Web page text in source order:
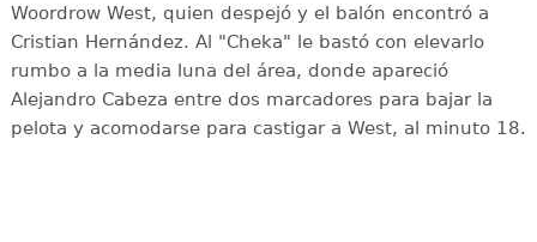
Woordrow West, quien despejó y el balón encontró a
Cristian Hernández. Al "Cheka" le bastó con elevarlo
rumbo a la media luna del área, donde apareció
Alejandro Cabeza entre dos marcadores para bajar la
pelota y acomodarse para castigar a West, al minuto 18.